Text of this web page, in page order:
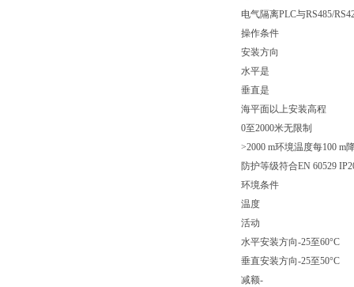
电气隔离PLC与RS485/
操作条件
安装方向
水平是
垂直是
海平面以上安装高程
0至2000米无限制
>2000 m环境温度每100 m
防护等级符合EN 60529
环境条件
温度
活动
水平安装方向-25至60°C
垂直安装方向-25至50°C
减额-